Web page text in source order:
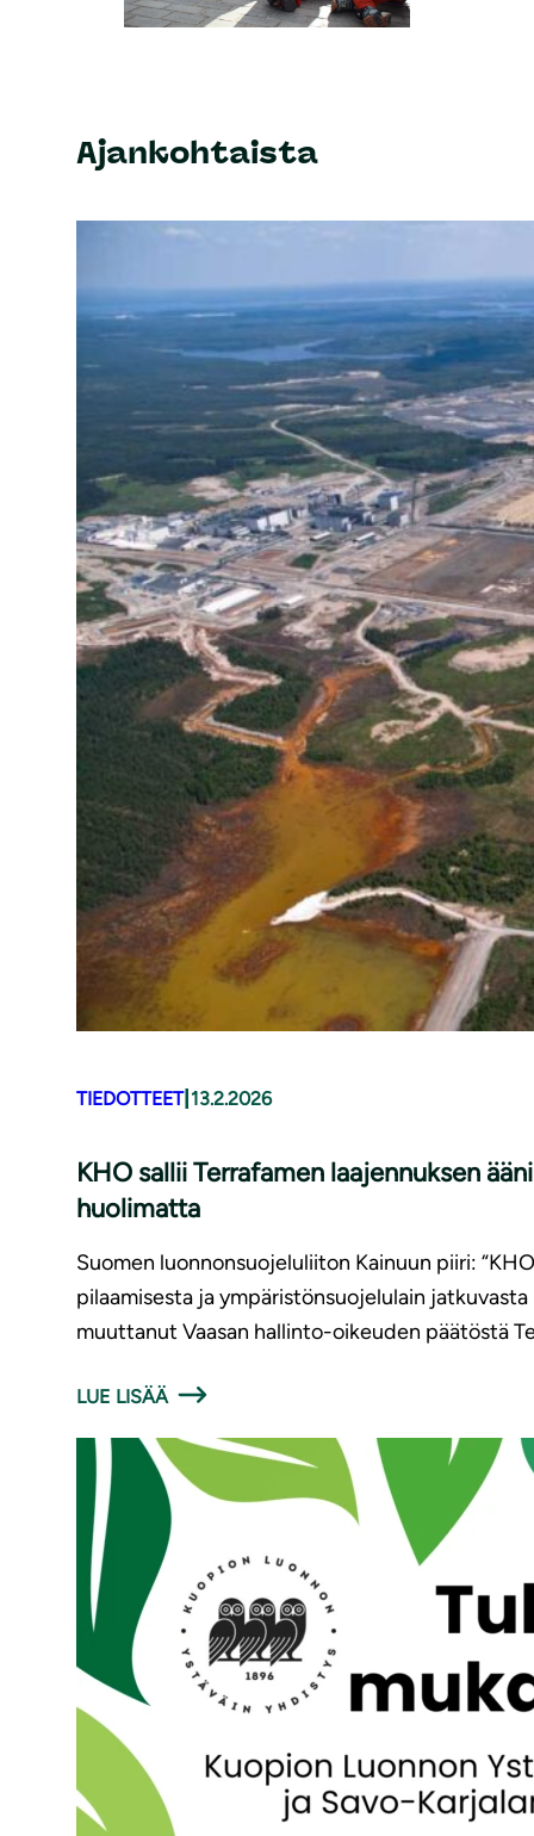
Ajankohtaista
TIEDOTTEET| 13.2.2026
KHO sallii Terrafamen laajennuksen
huolimatta
Suomen luonnonsuojeluliiton Kainuun piiri:
pilaamisesta ja ympäristönsuojelulain
muuttanut Vaasan hallinto-oikeuden päätöstä
LUE LISÄÄ